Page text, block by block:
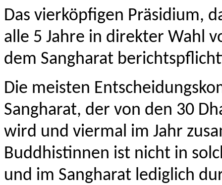
Das vierköpfigen Präsidium,
alle 5 Jahre in direkter Wahl
dem Sangharat
Die meisten
Sangharat, der von den 30
wird und viermal im Jahr
Buddhistinnen ist nicht in
und im Sangharat lediglich